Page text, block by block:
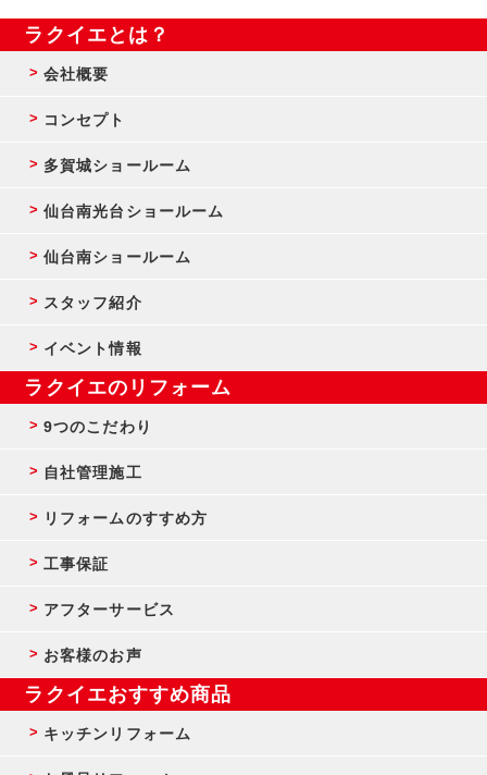
ラクイエとは？
会社概要
コンセプト
多賀城ショールーム
仙台南光台ショールーム
仙台南ショールーム
スタッフ紹介
イベント情報
ラクイエのリフォーム
9つのこだわり
自社管理施工
リフォームのすすめ方
工事保証
アフターサービス
お客様のお声
ラクイエおすすめ商品
キッチンリフォーム